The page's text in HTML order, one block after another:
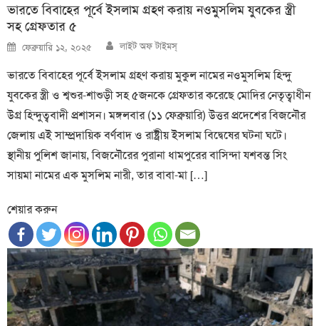
ভারতে বিবাহের পূর্বে ইসলাম গ্রহণ করায় নওমুসলিম যুবকের স্ত্রী
সহ গ্রেফতার ৫
Posted
on
ফেব্রুয়ারি ১২, ২০২৫ Author
লাইট অফ টাইমস্
ভারতে বিবাহের পূর্বে ইসলাম গ্রহণ করায় মুকুল নামের নওমুসলিম হিন্দু
যুবকের স্ত্রী ও শ্বশুর-শাশুড়ী সহ ৫জনকে গ্রেফতার করেছে মোদির নেতৃত্বাধীন
উগ্র হিন্দুত্ববাদী প্রশাসন। মঙ্গলবার (১১ ফেব্রুয়ারি) উত্তর প্রদেশের বিজনৌর
জেলায় এই সাম্প্রদায়িক বর্ণবাদ ও রাষ্ট্রীয় ইসলাম বিদ্বেষের ঘটনা ঘটে।
স্থানীয় পুলিশ জানায়, বিজনৌরের পুরানা ধামপুরের বাসিন্দা যশবন্ত সিং
সায়মা নামের এক মুসলিম নারী, তার বাবা-মা […]
শেয়ার করুন